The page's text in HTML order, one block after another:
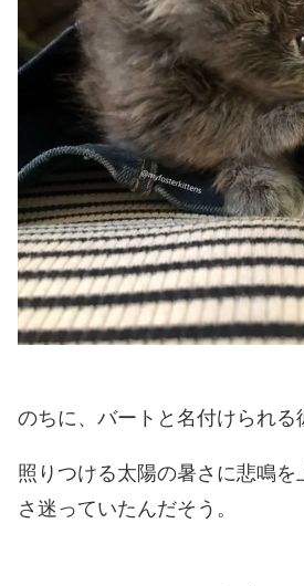
のちに、バートと名付けられ
照りつける太陽の暑さに悲鳴を
さ迷っていたんだそう。